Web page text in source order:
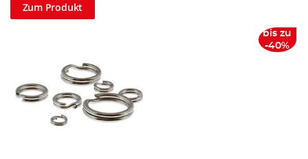
Zum Produkt
bis zu
-40%